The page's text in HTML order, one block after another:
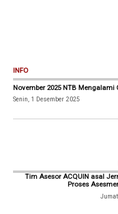
INFO
November 2025 NTB
Senin, 1 Desember 2025
Tim Asesor ACQUIN asal
Proses